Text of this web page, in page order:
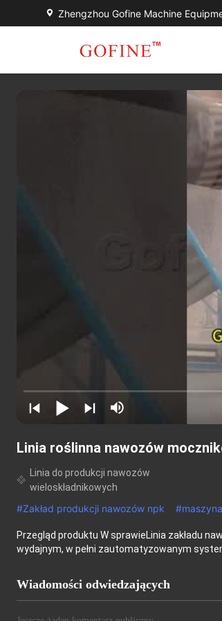
Zhengzhou Gofine Machine
Linia roślinna nawozów
Linia do produkcji nawozów
wieloskładnikowych
#Zakład produkcji nawozów npk #
Przegląd produktu W sprawieLinia zakładu
wydajnym, w pełni zautomatyzowanym
Wiadomości odwiedzających